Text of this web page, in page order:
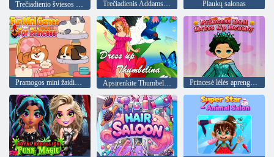
Trečiadienio šviesos akademinė bendruomenė Trečiadienis Addamso grožio salonas Plaukų salonas
Pramogos mini žaidimai princesei Apsirenkite Thumbelina Princesė lėlės aprengti grožį